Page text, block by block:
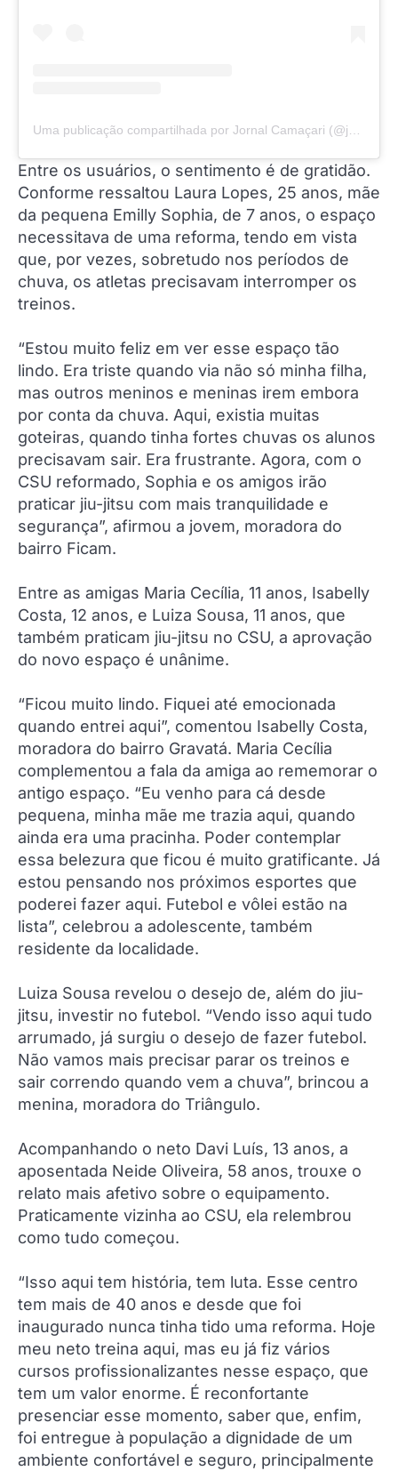
Entre os usuários, o sentimento é de gratidão.
Conforme ressaltou Laura Lopes, 25 anos, mãe
da pequena Emilly Sophia, de 7 anos, o espaço
necessitava de uma reforma, tendo em vista
que, por vezes, sobretudo nos períodos de
chuva, os atletas precisavam interromper os
treinos.
“Estou muito feliz em ver esse espaço tão
lindo. Era triste quando via não só minha filha,
mas outros meninos e meninas irem embora
por conta da chuva. Aqui, existia muitas
goteiras, quando tinha fortes chuvas os alunos
precisavam sair. Era frustrante. Agora, com o
CSU reformado, Sophia e os amigos irão
praticar jiu-jitsu com mais tranquilidade e
segurança”, afirmou a jovem, moradora do
bairro Ficam.
Entre as amigas Maria Cecília, 11 anos, Isabelly
Costa, 12 anos, e Luiza Sousa, 11 anos, que
também praticam jiu-jitsu no CSU, a aprovação
do novo espaço é unânime.
“Ficou muito lindo. Fiquei até emocionada
quando entrei aqui”, comentou Isabelly Costa,
moradora do bairro Gravatá. Maria Cecília
complementou a fala da amiga ao rememorar o
antigo espaço. “Eu venho para cá desde
pequena, minha mãe me trazia aqui, quando
ainda era uma pracinha. Poder contemplar
essa belezura que ficou é muito gratificante. Já
estou pensando nos próximos esportes que
poderei fazer aqui. Futebol e vôlei estão na
lista”, celebrou a adolescente, também
residente da localidade.
Luiza Sousa revelou o desejo de, além do jiu-
jitsu, investir no futebol. “Vendo isso aqui tudo
arrumado, já surgiu o desejo de fazer futebol.
Não vamos mais precisar parar os treinos e
sair correndo quando vem a chuva”, brincou a
menina, moradora do Triângulo.
Acompanhando o neto Davi Luís, 13 anos, a
aposentada Neide Oliveira, 58 anos, trouxe o
relato mais afetivo sobre o equipamento.
Praticamente vizinha ao CSU, ela relembrou
como tudo começou.
“Isso aqui tem história, tem luta. Esse centro
tem mais de 40 anos e desde que foi
inaugurado nunca tinha tido uma reforma. Hoje
meu neto treina aqui, mas eu já fiz vários
cursos profissionalizantes nesse espaço, que
tem um valor enorme. É reconfortante
presenciar esse momento, saber que, enfim,
foi entregue à população a dignidade de um
ambiente confortável e seguro, principalmente